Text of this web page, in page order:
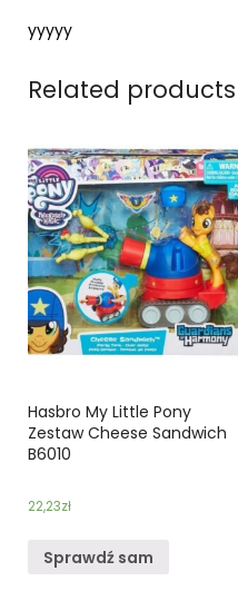
yyyyy
Related products
Hasbro My Little Pony
Zestaw Cheese Sandwich
B6010
22,23zł
Sprawdź sam